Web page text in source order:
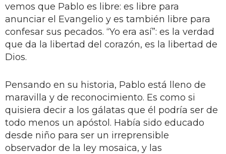
vemos que Pablo es libre: es libre para
anunciar el Evangelio y es también libre para
confesar sus pecados. “Yo era así”: es la verdad
que da la libertad del corazón, es la libertad de
Dios.
Pensando en su historia, Pablo está lleno de
maravilla y de reconocimiento. Es como si
quisiera decir a los gálatas que él podría ser de
todo menos un apóstol. Había sido educado
desde niño para ser un irreprensible
observador de la ley mosaica, y las